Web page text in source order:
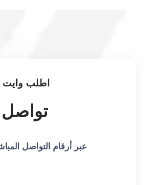
اطلب وايت
تواصل
عبر أرقام التواصل